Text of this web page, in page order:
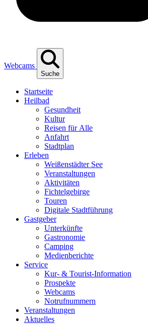
Webcams
Suche
Start­sei­te
Heil­bad
Gesund­heit
Kul­tur
Rei­sen für Alle
Anfahrt
Stadt­plan
Erle­ben
Wei­ßen­städ­ter See
Ver­an­stal­tun­gen
Akti­vi­tä­ten
Fich­tel­ge­bir­ge
Tou­ren
Digi­ta­le Stadtführung
Gast­ge­ber
Unter­künf­te
Gas­tro­no­mie
Cam­ping
Medi­en­be­rich­te
Ser­vice
Kur- & Tourist-Information
Pro­spek­te
Web­cams
Not­ruf­num­mern
Ver­an­stal­tun­gen
Aktu­el­les